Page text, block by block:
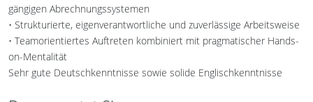
gängigen Abrechnungssystemen
• Strukturierte, eigenverantwortliche und zuverlässige Arbeitsweise
• Teamorientiertes Auftreten kombiniert mit pragmatischer Hands-
on-Mentalität
Sehr gute Deutschkenntnisse sowie solide Englischkenntnisse